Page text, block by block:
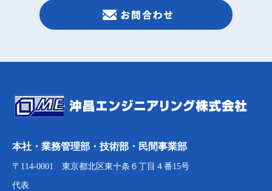
本社・業務管理部・技術部・民間事業部
〒114-0001 東京都北区東十条６丁目４番15号
代表